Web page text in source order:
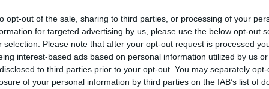
opt-out of the sale, sharing to third parties, or processing of your
for targeted advertising by us, please use the below opt-out
selection. Please note that after your opt-out request is processed
interest-based ads based on personal information utilized by us
to third parties prior to your opt-out. You may separately
of your personal information by third parties on the IAB’s list of
Incluidos en el precio
Interior Cubierto Ascensor
Out rápidos
Cocina local típica
Recorridos en bicicleta
grupos
Sala Banquetes / Recepciones
Se aceptan mascotas pequeñas